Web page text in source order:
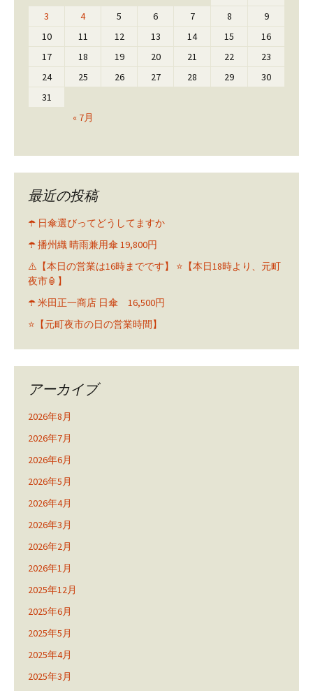
« 7月
3
4 5 6 7 8
9
10
11 12 13 14 15
16
17
18 19 20 21 22
23
24
25 26 27 28 29
30
31
最近の投稿
☂️ 日傘選びってどうしてますか
☂️ 播州織 晴雨兼用傘 19,800円
⚠️【本日の営業は16時までです】 ⭐️【本日18時より、元町
夜市🏮】
☂️ 米田正一商店 日傘 16,500円
⭐️【元町夜市の日の営業時間】
アーカイブ
2026年8月
2026年7月
2026年6月
2026年5月
2026年4月
2026年3月
2026年2月
2026年1月
2025年12月
2025年6月
2025年5月
2025年4月
2025年3月